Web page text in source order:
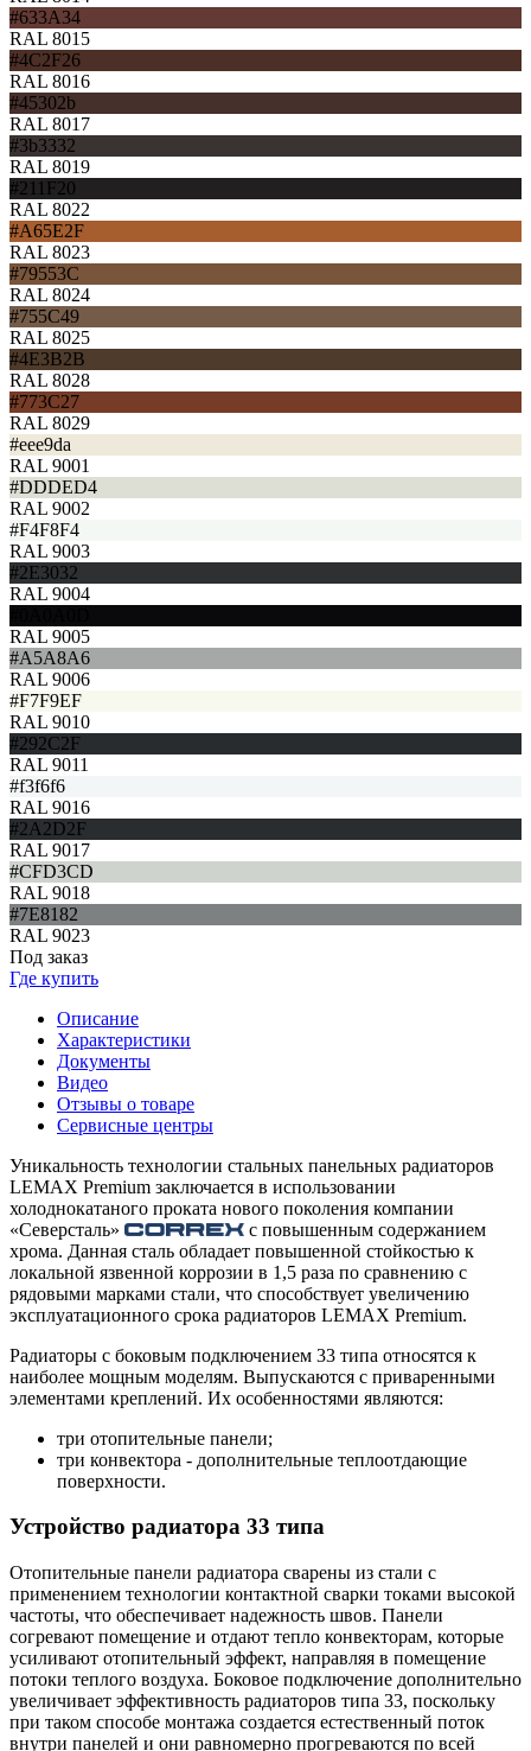
#633A34
RAL 8015
#4C2F26
RAL 8016
#45302b
RAL 8017
#3b3332
RAL 8019
#211F20
RAL 8022
#A65E2F
RAL 8023
#79553C
RAL 8024
#755C49
RAL 8025
#4E3B2B
RAL 8028
#773C27
RAL 8029
#eee9da
RAL 9001
#DDDED4
RAL 9002
#F4F8F4
RAL 9003
#2E3032
RAL 9004
RAL 9005
#A5A8A6
RAL 9006
#F7F9EF
RAL 9010
#292C2F
RAL 9011
#f3f6f6
RAL 9016
#2A2D2F
RAL 9017
#CFD3CD
RAL 9018
#7E8182
RAL 9023
Под заказ
Где купить
Описание
Характеристики
Документы
Видео
Отзывы о товаре
Сервисные центры
Уникальность технологии стальных панельных радиаторов
LEMAX Premium заключается в использовании
холоднокатаного проката нового поколения компании
«Северсталь»
с повышенным содержанием
хрома. Данная сталь обладает повышенной стойкостью к
локальной язвенной коррозии в 1,5 раза по сравнению с
рядовыми марками стали, что способствует увеличению
эксплуатационного срока радиаторов LEMAX Premium.
Радиаторы с боковым подключением 33 типа относятся к
наиболее мощным моделям. Выпускаются с приваренными
элементами креплений. Их особенностями являются:
три отопительные панели;
три конвектора - дополнительные теплоотдающие
поверхности.
Устройство радиатора 33 типа
Отопительные панели радиатора сварены из стали с
применением технологии контактной сварки токами высокой
частоты, что обеспечивает надежность швов. Панели
согревают помещение и отдают тепло конвекторам, которые
усиливают отопительный эффект, направляя в помещение
потоки теплого воздуха. Боковое подключение дополнительно
увеличивает эффективность радиаторов типа 33, поскольку
при таком способе монтажа создается естественный поток
внутри панелей и они равномерно прогреваются по всей